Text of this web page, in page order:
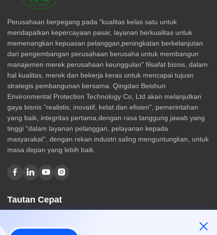
Perusahaan berpegang pada "kualitas kelas satu untuk
mendapatkan kepercayaan pasar, layanan berkualitas untuk
memenangkan kepuasan pelanggan,peningkatan berkelanjutan
dari pengembangan perusahaan berusaha untuk membangun
manajemen merek perusahaan keunggulan" filsafat bisnis, dalam
hal kualitas, merek dan bekerja keras untuk mencapai tujuan
strategis pembangunan bersama. Qingdao Beishun
Environmental Protection Technology Co, Ltd akan melanjutkan
gaya bisnis "realistis, inovatif, ketat dan efisien", pemerintahan
yang baik, integritas pertama,dengan rasa tanggung jawab yang
tinggi "dalam layanan pelanggan, pelayanan kepada
masyarakat", dengan rekan industri saling menguntungkan, untuk
masa depan yang lebih baik.
Tautan Cepat
Tentang kami